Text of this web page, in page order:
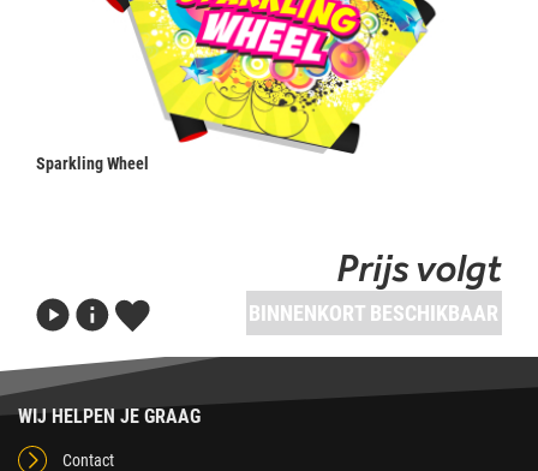
Sparkling Wheel
Prijs volgt
BINNENKORT BESCHIKBAAR
WIJ HELPEN JE GRAAG
Contact